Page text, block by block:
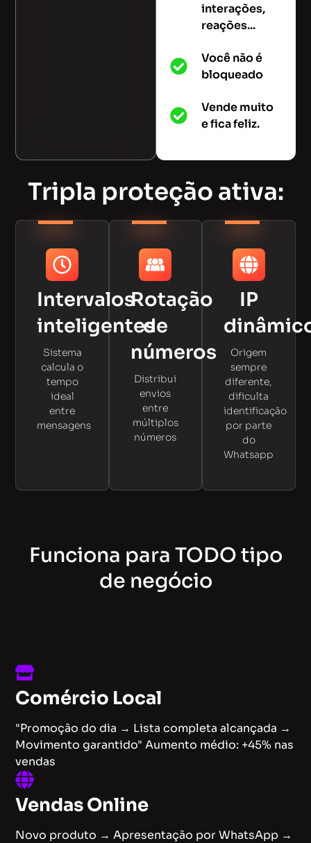
interações,
reações...
Você não é
bloqueado
Vende muito
e fica feliz.
Tripla proteção ativa:
Intervalos
inteligentes
Sistema
calcula o
tempo
ideal
entre
mensagens
Rotação
de
números
Distribui
envios
entre
múltiplos
números
IP
Origem
sempre
diferente,
dificulta
identificação
por parte
do
Whatsapp
Funciona para TODO tipo
de negócio
Comércio Local
"Promoção do dia → Lista completa alcançada →
Movimento garantido" Aumento médio: +45% nas
vendas
Vendas Online
Novo produto → Apresentação por WhatsApp →